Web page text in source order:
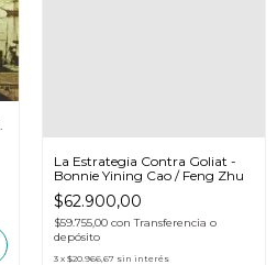
La Estrategia Contra Goliat -
Bonnie Yining Cao / Feng Zhu
$62.900,00
$59.755,00 con Transferencia o
depósito
3 x $20.966,67 sin interés